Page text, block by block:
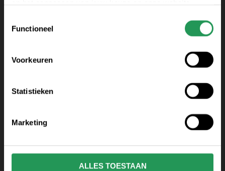
Functioneel
Voorkeuren
Statistieken
Marketing
ALLES TOESTAAN